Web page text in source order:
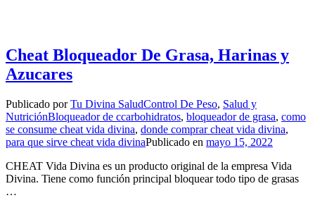
Cheat Bloqueador De Grasa, Harinas y
Azucares
Publicado porTu Divina SaludControl De Peso, Salud y
NutriciónBloqueador de ccarbohidratos, bloqueador de grasa, como
se consume cheat vida divina, donde comprar cheat vida divina,
para que sirve cheat vida divinaPublicado en mayo 15, 2022
CHEAT Vida Divina es un producto original de la empresa Vida
Divina. Tiene como función principal bloquear todo tipo de grasas
…